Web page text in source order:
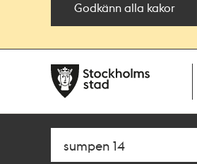
Godkänn alla kakor
navigationen
huvudinnehållet
Sök